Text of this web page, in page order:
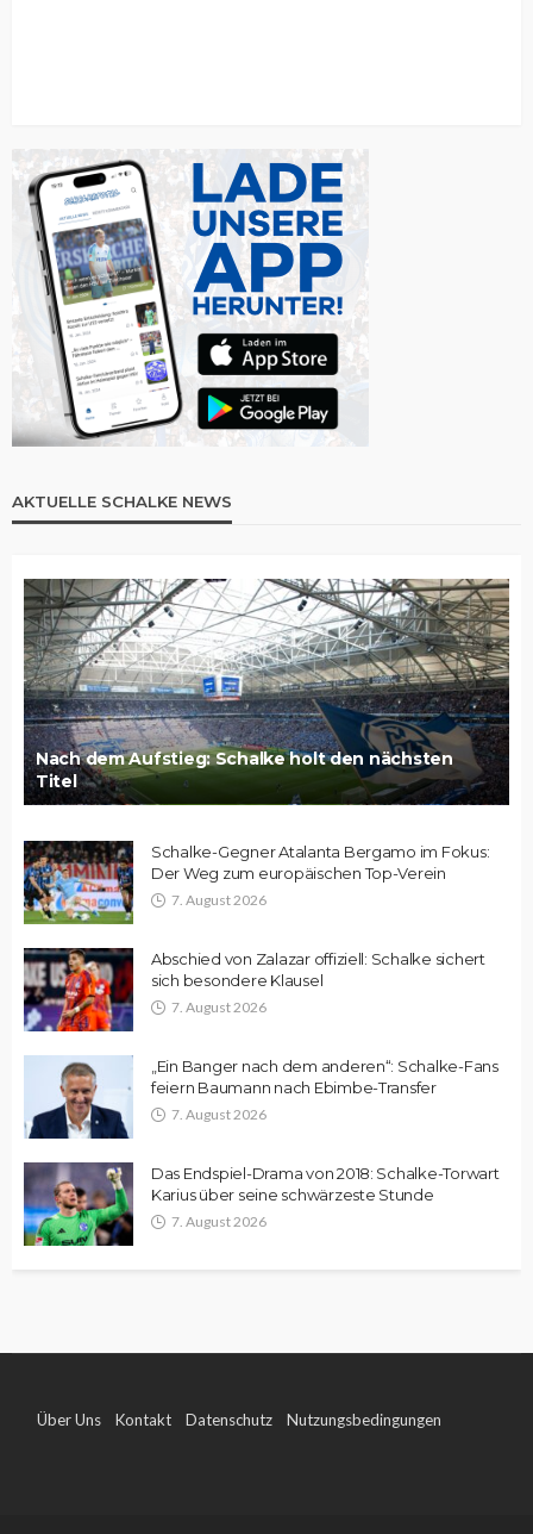
AKTUELLE SCHALKE NEWS
Nach dem Aufstieg: Schalke holt den nächsten
Titel
Schalke-Gegner Atalanta Bergamo im Fokus:
Der Weg zum europäischen Top-Verein
7. August 2026
Abschied von Zalazar offiziell: Schalke sichert
sich besondere Klausel
7. August 2026
„Ein Banger nach dem anderen“: Schalke-Fans
feiern Baumann nach Ebimbe-Transfer
7. August 2026
Das Endspiel-Drama von 2018: Schalke-Torwart
Karius über seine schwärzeste Stunde
7. August 2026
Über Uns Kontakt Datenschutz Nutzungsbedingungen